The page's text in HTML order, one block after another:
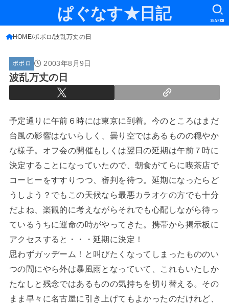
ぱぐなす★日記 SEARCH
HOME ポポロ 波乱万丈の日
ポポロ 2003年8月9日
波乱万丈の日
予定通りに午前６時には東京に到着。今のところはまだ
台風の影響はないらしく、曇り空ではあるものの穏やか
な様子。オフ会の開催もしくは翌日の延期は午前７時に
決定することになっていたので、朝食がてらに喫茶店で
コーヒーをすすりつつ、審判を待つ。延期になったらど
うしよう？でもこの天候なら最悪カラオケの方でも十分
だよね、楽観的に考えながらそれでも心配しながら待っ
ているうちに運命の時がやってきた。携帯から掲示板に
アクセスすると・・・延期に決定！
思わずガッデーム！と叫びたくなってしまったもののい
つの間にやら外は暴風雨となっていて、これもいたしか
たなしと残念ではあるものの気持ちを切り替える。その
まま早々に名古屋に引き上げてもよかったのだけれど、